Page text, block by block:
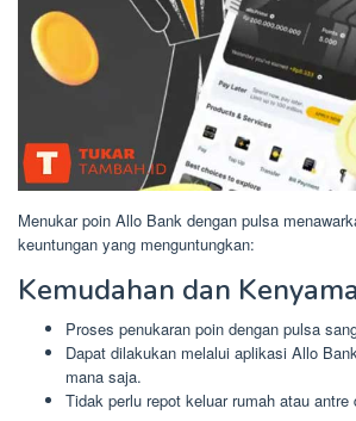
Menukar poin Allo Bank dengan pulsa
keuntungan yang menguntungkan:
Kemudahan dan
Proses penukaran poin dengan pulsa
Dapat dilakukan melalui aplikasi Allo
mana saja.
Tidak perlu repot keluar rumah atau antre